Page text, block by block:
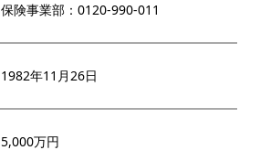
保険事業部：0120-990-011
1982年11月26日
5,000万円